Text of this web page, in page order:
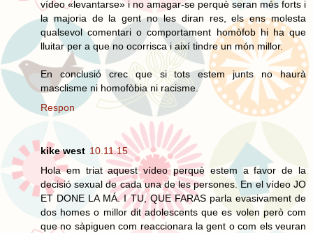
vídeo «levantarse» i no amagar-se perquè seran més forts i
la majoria de la gent no les diran res, els ens molesta
qualsevol comentari o comportament homòfob hi ha que
lluitar per a que no ocorrisca i així tindre un món millor.
En conclusió crec que si tots estem junts no haurà
masclisme ni homofòbia ni racisme.
Respon
kike west 10.11.15
Hola em triat aquest vídeo perquè estem a favor de la
decisió sexual de cada una de les persones. En el vídeo JO
ET DONE LA MÁ. I TU, QUE FARAS parla evasivament de
dos homes o millor dit adolescents que es volen però com
que no sàpiguen com reaccionara la gent o com els veuran